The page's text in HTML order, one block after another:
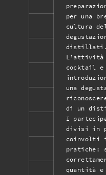
per una
cultura
distillati.
L’attività
cocktail e
una
di un
I
divisi in
coinvolti
pratiche:
quantità